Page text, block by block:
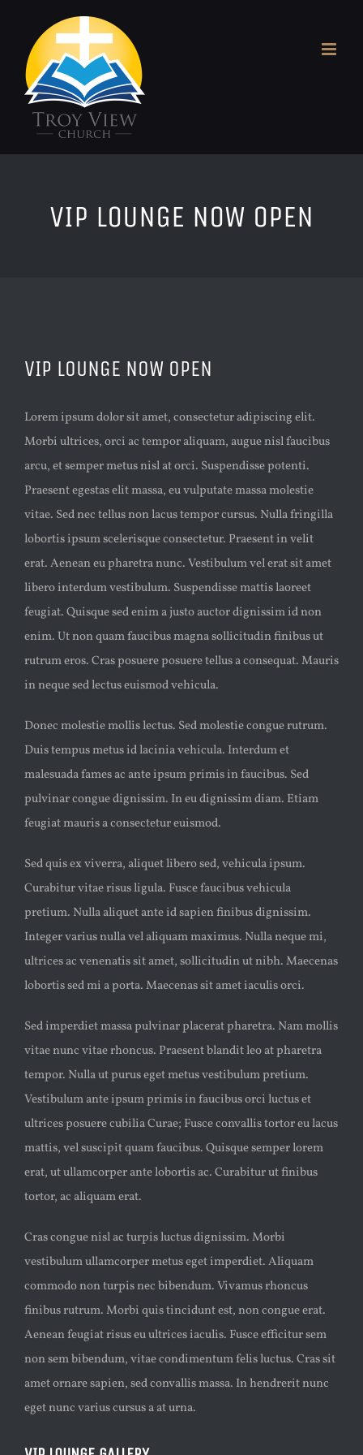
content
VIP LOUNGE NOW OPEN
Larger
VIP LOUNGE NOW OPEN
Lorem ipsum dolor sit amet, consectetur adipiscing elit.
Morbi ultrices, orci ac tempor aliquam, augue nisl faucibus
arcu, et semper metus nisl at orci. Suspendisse potenti.
Praesent egestas elit massa, eu vulputate massa molestie
vitae. Sed nec tellus non lacus tempor cursus. Nulla fringilla
lobortis ipsum scelerisque consectetur. Praesent in velit
erat. Aenean eu pharetra nunc. Vestibulum vel erat sit amet
libero interdum vestibulum. Suspendisse mattis laoreet
feugiat. Quisque sed enim a justo auctor dignissim id non
enim. Ut non quam faucibus magna sollicitudin finibus ut
rutrum eros. Cras posuere posuere tellus a consequat. Mauris
in neque sed lectus euismod vehicula.
Donec molestie mollis lectus. Sed molestie congue rutrum.
Duis tempus metus id lacinia vehicula. Interdum et
malesuada fames ac ante ipsum primis in faucibus. Sed
pulvinar congue dignissim. In eu dignissim diam. Etiam
feugiat mauris a consectetur euismod.
Sed quis ex viverra, aliquet libero sed, vehicula ipsum.
Curabitur vitae risus ligula. Fusce faucibus vehicula
pretium. Nulla aliquet ante id sapien finibus dignissim.
Integer varius nulla vel aliquam maximus. Nulla neque mi,
ultrices ac venenatis sit amet, sollicitudin ut nibh. Maecenas
lobortis sed mi a porta. Maecenas sit amet iaculis orci.
Sed imperdiet massa pulvinar placerat pharetra. Nam mollis
vitae nunc vitae rhoncus. Praesent blandit leo at pharetra
tempor. Nulla ut purus eget metus vestibulum pretium.
Vestibulum ante ipsum primis in faucibus orci luctus et
ultrices posuere cubilia Curae; Fusce convallis tortor eu lacus
mattis, vel suscipit quam faucibus. Quisque semper lorem
erat, ut ullamcorper ante lobortis ac. Curabitur ut finibus
tortor, ac aliquam erat.
Cras congue nisl ac turpis luctus dignissim. Morbi
vestibulum ullamcorper metus eget imperdiet. Aliquam
commodo non turpis nec bibendum. Vivamus rhoncus
finibus rutrum. Morbi quis tincidunt est, non congue erat.
Aenean feugiat risus eu ultrices iaculis. Fusce efficitur sem
non sem bibendum, vitae condimentum felis luctus. Cras sit
amet ornare sapien, sed convallis massa. In hendrerit nunc
eget nunc varius cursus a at urna.